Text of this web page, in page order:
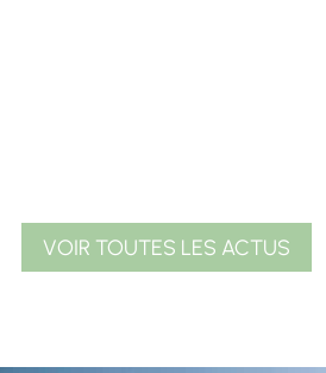
VOIR TOUTES LES ACTUS